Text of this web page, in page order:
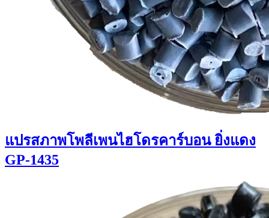
แปรสภาพโพลีเพนไฮโดรคาร์บอน ยิ่งแดง
GP-1435